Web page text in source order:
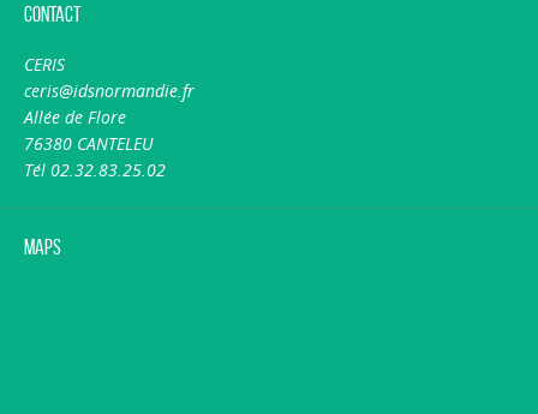
Contact
CERIS
ceris@idsnormandie.fr
Allée de Flore
76380 CANTELEU
Tél 02.32.83.25.02
Maps